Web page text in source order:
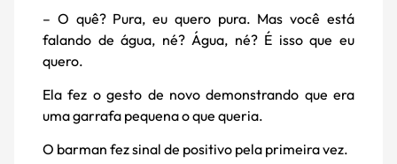
– O quê? Pura, eu quero pura. Mas você está
falando de água, né? Água, né? É isso que eu
quero.
Ela fez o gesto de novo demonstrando que era
uma garrafa pequena o que queria.
O barman fez sinal de positivo pela primeira vez.